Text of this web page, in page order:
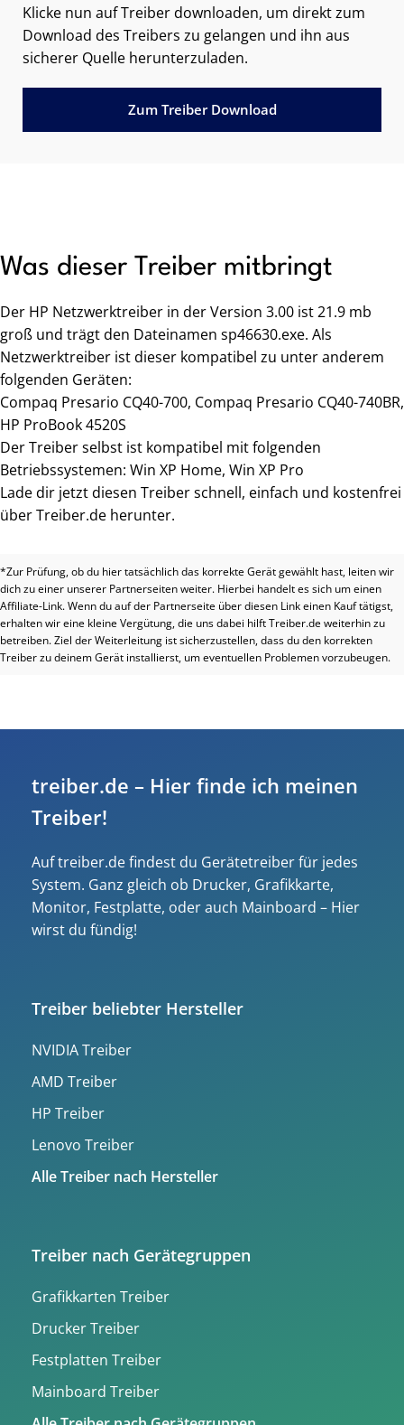
Klicke nun auf Treiber downloaden, um direkt zum
Download des Treibers zu gelangen und ihn aus
sicherer Quelle herunterzuladen.
Zum Treiber Download
Was dieser Treiber mitbringt
Der HP Netzwerktreiber in der Version 3.00 ist 21.9 mb
groß und trägt den Dateinamen sp46630.exe. Als
Netzwerktreiber ist dieser kompatibel zu unter anderem
folgenden Geräten:
Compaq Presario CQ40-700, Compaq Presario CQ40-740BR,
HP ProBook 4520S
Der Treiber selbst ist kompatibel mit folgenden
Betriebssystemen: Win XP Home, Win XP Pro
Lade dir jetzt diesen Treiber schnell, einfach und kostenfrei
über Treiber.de herunter.
*Zur Prüfung, ob du hier tatsächlich das korrekte Gerät gewählt hast, leiten wir
dich zu einer unserer Partnerseiten weiter. Hierbei handelt es sich um einen
Affiliate-Link. Wenn du auf der Partnerseite über diesen Link einen Kauf tätigst,
erhalten wir eine kleine Vergütung, die uns dabei hilft Treiber.de weiterhin zu
betreiben. Ziel der Weiterleitung ist sicherzustellen, dass du den korrekten
Treiber zu deinem Gerät installierst, um eventuellen Problemen vorzubeugen.
treiber.de – Hier finde ich meinen
Treiber!
Auf treiber.de findest du Gerätetreiber für jedes
System. Ganz gleich ob Drucker, Grafikkarte,
Monitor, Festplatte, oder auch Mainboard – Hier
wirst du fündig!
Treiber beliebter Hersteller
NVIDIA Treiber
AMD Treiber
HP Treiber
Lenovo Treiber
Alle Treiber nach Hersteller
Treiber nach Gerätegruppen
Grafikkarten Treiber
Drucker Treiber
Festplatten Treiber
Mainboard Treiber